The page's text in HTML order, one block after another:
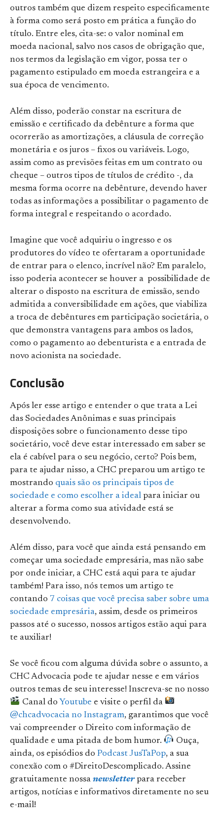
outros também que dizem respeito especificamente
à forma como será posto em prática a função do
título. Entre eles, cita-se: o valor nominal em
moeda nacional, salvo nos casos de obrigação que,
nos termos da legislação em vigor, possa ter o
pagamento estipulado em moeda estrangeira e a
sua época de vencimento.
Além disso, poderão constar na escritura de
emissão e certificado da debênture a forma que
ocorrerão as amortizações, a cláusula de correção
monetária e os juros – fixos ou variáveis. Logo,
assim como as previsões feitas em um contrato ou
cheque – outros tipos de títulos de crédito -, da
mesma forma ocorre na debênture, devendo haver
todas as informações a possibilitar o pagamento de
forma integral e respeitando o acordado.
Imagine que você adquiriu o ingresso e os
produtores do vídeo te ofertaram a oportunidade
de entrar para o elenco, incrível não? Em paralelo,
isso poderia acontecer se houver a possibilidade de
alterar o disposto na escritura de emissão, sendo
admitida a conversibilidade em ações, que viabiliza
a troca de debêntures em participação societária, o
que demonstra vantagens para ambos os lados,
como o pagamento ao debenturista e a entrada de
novo acionista na sociedade.
Conclusão
Após ler esse artigo e entender o que trata a Lei
das Sociedades Anônimas e suas principais
disposições sobre o funcionamento desse tipo
societário, você deve estar interessado em saber se
ela é cabível para o seu negócio, certo? Pois bem,
para te ajudar nisso, a CHC preparou um artigo te
mostrando quais são os principais tipos de
sociedade e como escolher a ideal para iniciar ou
alterar a forma como sua atividade está se
desenvolvendo.
Além disso, para você que ainda está pensando em
começar uma sociedade empresária, mas não sabe
por onde iniciar, a CHC está aqui para te ajudar
também! Para isso, nós temos um artigo te
contando 7 coisas que você precisa saber sobre uma
sociedade empresária, assim, desde os primeiros
passos até o sucesso, nossos artigos estão aqui para
te auxiliar!
Se você ficou com alguma dúvida sobre o assunto, a
CHC Advocacia pode te ajudar nesse e em vários
outros temas de seu interesse! Inscreva-se no nosso
Canal do Youtube e visite o perfil da
@chcadvocacia no Instagram, garantimos que você
vai compreender o Direito com informação de
qualidade e uma pitada de bom humor.
Ouça,
ainda, os episódios do Podcast JusTaPop, a sua
conexão com o #DireitoDescomplicado. Assine
gratuitamente nossa newsletterpara receber
artigos, notícias e informativos diretamente no seu
e-mail!